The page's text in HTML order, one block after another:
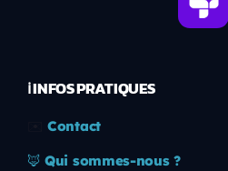
ℹ️ INFOS PRATIQUES
Contact
🦊 Qui sommes-nous ?